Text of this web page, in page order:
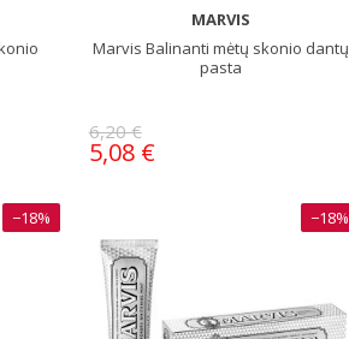
MARVIS
Marvis Balinanti mėtų skonio dantų
pasta
6,20 €
5,08 €
−18% −18%